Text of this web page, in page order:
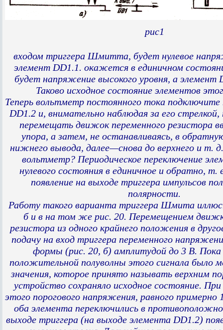
рис1
входом триггера Шмитта, будет нулевое
элемент DD1.1. окажется в единичном
будет напряжение высокого уровня, а элемент
Таково исходное состояние элементов
Теперь вольтметр постоянного тока
DD1.2 и, внимательно наблюдая за его
перемещать движок переменного резистора
упора, а затем, не останавливаясь, в
нижнего вывода, далее—снова до верхнего и т.
вольтметр? Периодическое переключение
нулевого состояния в единичное и обратно, т.
появление на выходе триггера импульсов
полярности.
Работу такого варианта триггера Шмита
б и в на том же рис. 20. Перемещением
резистора из одного крайнего положения в
подачу на вход триггера переменного
формы (рис. 20, б) амплитудой до 3 В.
положительной полуволны этого сигнала было
значения, которое принято называть верхним
устройство сохраняло исходное состояние.
этого порогового напряжения, равного
оба элемента переключились в
выходе триггера (на выходе элемента DD1.2)